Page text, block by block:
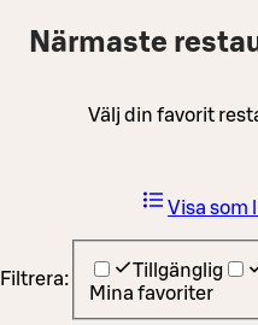
Närmaste
Välj din favorit
Filtrera: Tillgänglig
Mina favoriter
Visa som